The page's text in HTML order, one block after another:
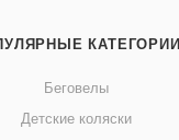
КАТЕГОРИИ
Беговелы
Детские коляски